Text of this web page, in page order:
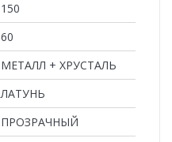
150
60
МЕТАЛЛ + ХРУСТАЛЬ
ЛАТУНЬ
ПРОЗРАЧНЫЙ